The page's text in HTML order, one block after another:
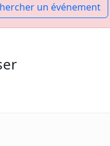
un événement